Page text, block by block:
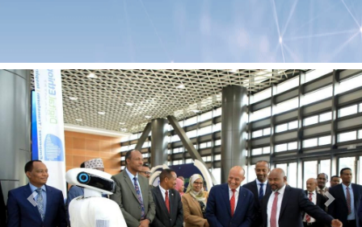
Previous Next